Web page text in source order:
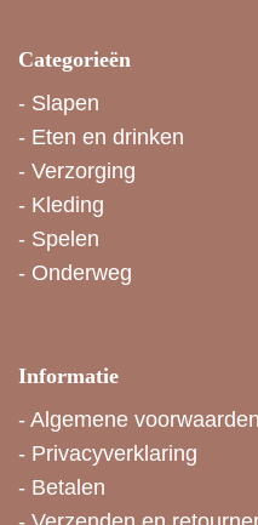
Categorieën
- Slapen
- Eten en drinken
- Verzorging
- Kleding
- Spelen
- Onderweg
Informatie
- Algemene voorwaarden
- Privacyverklaring
- Betalen